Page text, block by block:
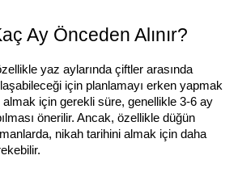
Ay Önceden Alınır?
yaz aylarında çiftler arasında
için planlamayı erken yapmak
için gerekli süre, genellikle 3-6 ay
önerilir. Ancak, özellikle düğün
nikah tarihini almak için daha